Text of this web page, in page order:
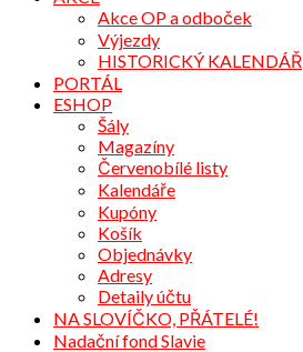
Akce OP a odboček
Výjezdy
HISTORICKÝ KALENDÁŘ
PORTÁL
ESHOP
Šály
Magazíny
Červenobílé listy
Kalendáře
Kupóny
Košík
Objednávky
Adresy
Detaily účtu
NA SLOVÍČKO, PŘÁTELÉ!
Nadační fond Slavie